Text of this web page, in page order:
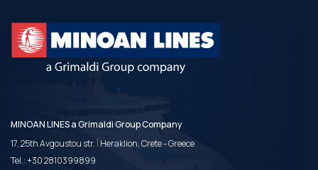
MINOAN LINES a Grimaldi Group Company
17, 25th Avgoustou str. | Heraklion, Crete - Greece
Tel.:+30 2810399899